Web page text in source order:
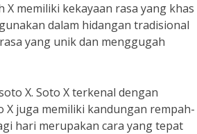
memiliki kekayaan rasa yang khas
dalam hidangan tradisional
yang unik dan menggugah
X. Soto X terkenal dengan
X juga memiliki kandungan rempah-
hari merupakan cara yang tepat